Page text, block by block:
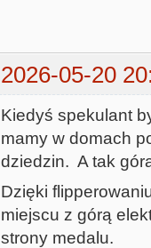
2026-05-20
Kiedyś spekulant
mamy w domach
dziedzin. A tak
Dzięki
miejscu z górą
strony medalu.